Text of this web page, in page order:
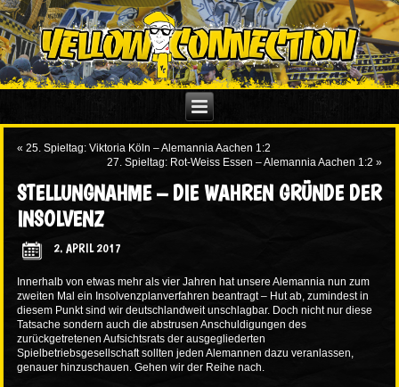
«25. Spieltag: Viktoria Köln – Alemannia Aachen 1:2
27. Spieltag: Rot-Weiss Essen – Alemannia Aachen 1:2 »
STELLUNGNAHME – DIE WAHREN GRÜNDE DER
INSOLVENZ
2. APRIL 2017
Innerhalb von etwas mehr als vier Jahren hat unsere Alemannia nun zum
zweiten Mal ein Insolvenzplanverfahren beantragt – Hut ab, zumindest in
diesem Punkt sind wir deutschlandweit unschlagbar. Doch nicht nur diese
Tatsache sondern auch die abstrusen Anschuldigungen des
zurückgetretenen Aufsichtsrats der ausgegliederten
Spielbetriebsgesellschaft sollten jeden Alemannen dazu veranlassen,
genauer hinzuschauen. Gehen wir der Reihe nach.